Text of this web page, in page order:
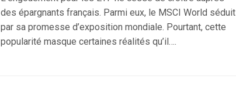
des épargnants français. Parmi eux, le MSCI World séduit
par sa promesse d’exposition mondiale. Pourtant, cette
popularité masque certaines réalités qu’il….